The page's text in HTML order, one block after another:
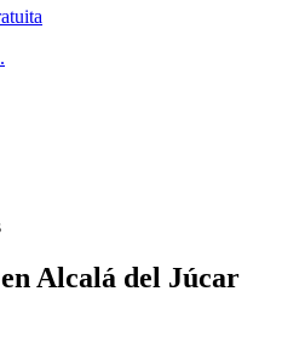
Alcalá del Júcar